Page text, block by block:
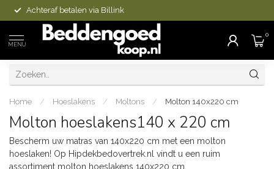
Achteraf betalen via Billink
MENU
0
Home / Hoeslakens / Moltons / Molton 140x220 cm
Molton hoeslakens140 x 220 cm
Bescherm uw matras van 140x220 cm met een molton
hoeslaken! Op Hipdekbedovertrek.nl vindt u een ruim
assortiment molton hoeslakens 140x220 cm.